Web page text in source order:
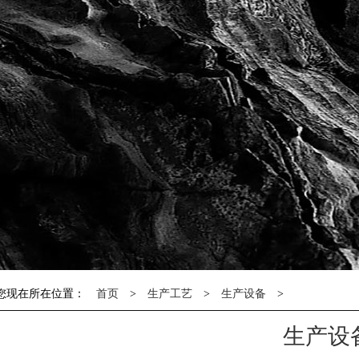
现在所在位置： 首页 > 生产工艺 > 生产设备 >
生产设